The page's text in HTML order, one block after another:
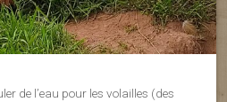
de l’eau pour les volailles (des